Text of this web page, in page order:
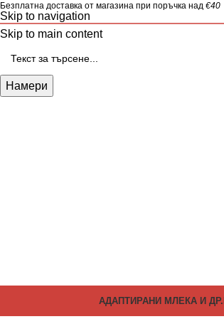
Skip to navigation
Skip to main content
Безплатна доставка от магазина при поръчка над €40
Намери
АДАПТИРАНИ МЛЕКА И ДР.